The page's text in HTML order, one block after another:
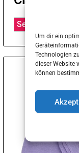
Um dir ein
Technologien
dieser Website
können
Select options